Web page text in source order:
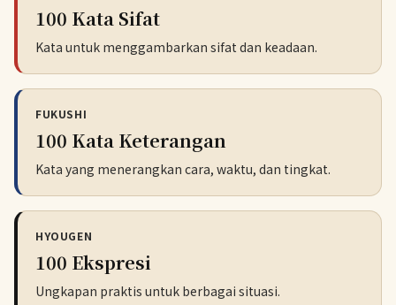
100 Kata Sifat
Kata untuk menggambarkan sifat dan keadaan.
FUKUSHI
100 Kata Keterangan
Kata yang menerangkan cara, waktu, dan tingkat.
HYOUGEN
100 Ekspresi
Ungkapan praktis untuk berbagai situasi.